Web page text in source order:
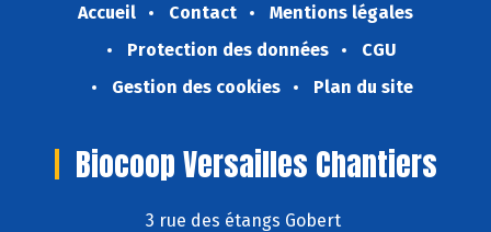
Accueil Contact
Mentions légales
Protection des données
CGU
Gestion des cookies
Plan du site
Biocoop Versailles Chantiers
3 rue des étangs Gobert